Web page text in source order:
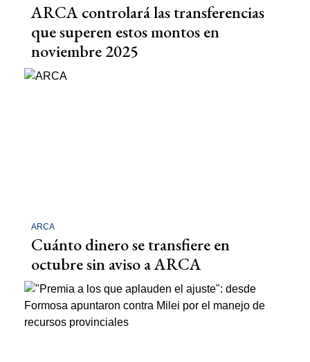
ARCA controlará las transferencias
que superen estos montos en
noviembre 2025
ARCA
Cuánto dinero se transfiere en
octubre sin aviso a ARCA